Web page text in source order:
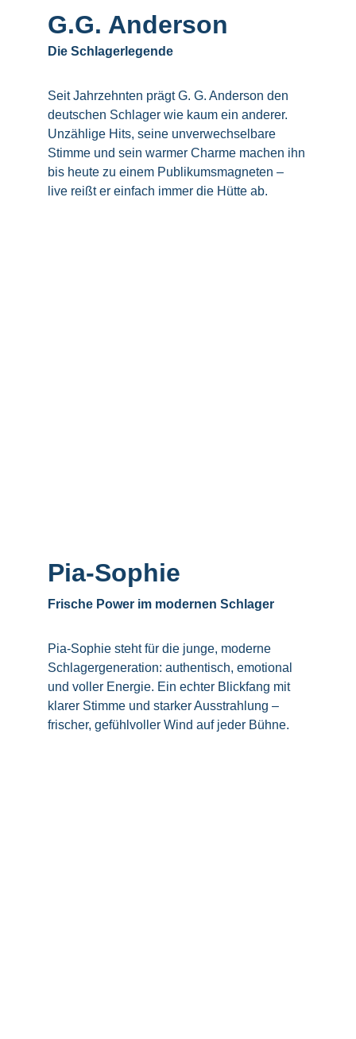
G.G. Anderson
Die Schlagerlegende
Seit Jahrzehnten prägt G. G. Anderson den
deutschen Schlager wie kaum ein anderer.
Unzählige Hits, seine unverwechselbare
Stimme und sein warmer Charme machen ihn
bis heute zu einem Publikumsmagneten –
live reißt er einfach immer die Hütte ab.
Pia-Sophie
Frische Power im modernen Schlager
Pia-Sophie steht für die junge, moderne
Schlagergeneration: authentisch, emotional
und voller Energie. Ein echter Blickfang mit
klarer Stimme und starker Ausstrahlung –
frischer, gefühlvoller Wind auf jeder Bühne.